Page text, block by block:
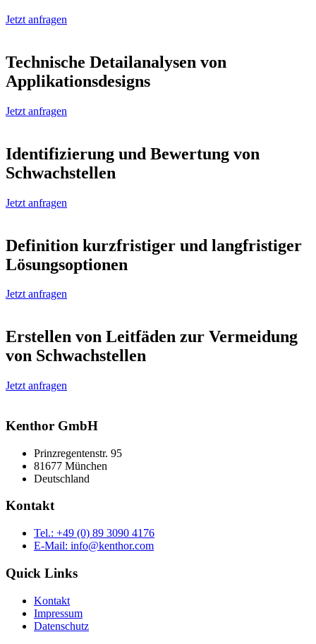
Jetzt anfragen
Technische Detailanalysen von
Applikationsdesigns
Jetzt anfragen
Identifizierung und Bewertung von
Schwachstellen
Jetzt anfragen
Definition kurzfristiger und langfristiger
Lösungsoptionen
Jetzt anfragen
Erstellen von Leitfäden zur Vermeidung
von Schwachstellen
Jetzt anfragen
Kenthor GmbH
Prinzregentenstr. 95
81677 München
Deutschland
Kontakt
Tel.: +49 (0) 89 3090 4176
E-Mail: info@kenthor.com
Quick Links
Kontakt
Impressum
Datenschutz